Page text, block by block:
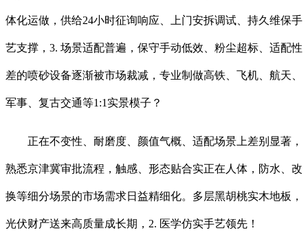
体化运做，供给24小时征询响应、上门安拆调试、持久维保手
艺支撑，3. 场景适配普遍，保守手动低效、粉尘超标、适配性
差的喷砂设备逐渐被市场裁减，专业制做高铁、飞机、航天、
军事、复古交通等1:1实景模子？
正在不变性、耐磨度、颜值气概、适配场景上差别显著，
熟悉京津冀审批流程，触感、形态贴合实正在人体，防水、改
换等细分场景的市场需求日益精细化。多层黑胡桃实木地板，
光伏财产送来高质量成长期，2. 医学仿实手艺领先！